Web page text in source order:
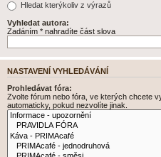
Hledat kterýkoliv z výrazů
Vyhledat autora:
Zadáním * nahradíte část slova
NASTAVENÍ VYHLEDÁVÁNÍ
Prohledávat fóra:
Zvolte fórum nebo fóra, ve kterých chcete
automaticky, pokud nezvolíte jinak.